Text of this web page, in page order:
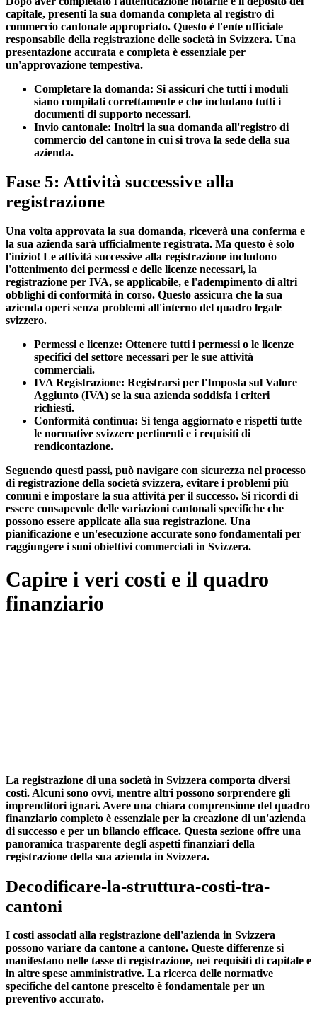
capitale, presenti la sua domanda completa al registro di
commercio cantonale appropriato. Questo è l'ente ufficiale
responsabile della registrazione delle società in Svizzera. Una
presentazione accurata e completa è essenziale per
un'approvazione tempestiva.
Completare la domanda: Si assicuri che tutti i moduli
siano compilati correttamente e che includano tutti i
documenti di supporto necessari.
Invio cantonale: Inoltri la sua domanda all'registro di
commercio del cantone in cui si trova la sede della sua
azienda.
Fase 5: Attività successive alla
registrazione
Una volta approvata la sua domanda, riceverà una conferma e
la sua azienda sarà ufficialmente registrata. Ma questo è solo
l'inizio! Le attività successive alla registrazione includono
l'ottenimento dei permessi e delle licenze necessari, la
registrazione per IVA, se applicabile, e l'adempimento di altri
obblighi di conformità in corso. Questo assicura che la sua
azienda operi senza problemi all'interno del quadro legale
svizzero.
Permessi e licenze: Ottenere tutti i permessi o le licenze
specifici del settore necessari per le sue attività
commerciali.
IVA Registrazione: Registrarsi per l'Imposta sul Valore
Aggiunto (IVA) se la sua azienda soddisfa i criteri
richiesti.
Conformità continua: Si tenga aggiornato e rispetti tutte
le normative svizzere pertinenti e i requisiti di
rendicontazione.
Seguendo questi passi, può navigare con sicurezza nel processo
di registrazione della società svizzera, evitare i problemi più
comuni e impostare la sua attività per il successo. Si ricordi di
essere consapevole delle variazioni cantonali specifiche che
possono essere applicate alla sua registrazione. Una
pianificazione e un'esecuzione accurate sono fondamentali per
raggiungere i suoi obiettivi commerciali in Svizzera.
Capire i veri costi e il quadro
finanziario
La registrazione di una società in Svizzera comporta diversi
costi. Alcuni sono ovvi, mentre altri possono sorprendere gli
imprenditori ignari. Avere una chiara comprensione del quadro
finanziario completo è essenziale per la creazione di un'azienda
di successo e per un bilancio efficace. Questa sezione offre una
panoramica trasparente degli aspetti finanziari della
registrazione della sua azienda in Svizzera.
Decodificare-la-struttura-costi-tra-
cantoni
I costi associati alla registrazione dell'azienda in Svizzera
possono variare da cantone a cantone. Queste differenze si
manifestano nelle tasse di registrazione, nei requisiti di capitale e
in altre spese amministrative. La ricerca delle normative
specifiche del cantone prescelto è fondamentale per un
preventivo accurato.